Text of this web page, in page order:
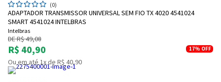
(0)
ADAPTADOR TRANSMISSOR UNIVERSAL SEM FIO TX 4020 4541024
SMART 4541024 INTELBRAS
Intelbras
DE R$ 49,08
R$ 40,90 17% OFF
Ou em até 1x de R$ 40,90